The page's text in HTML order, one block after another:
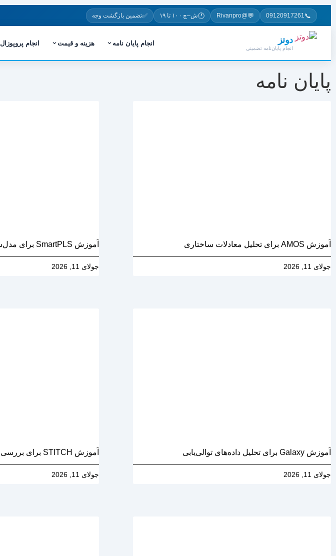
📞
09120917261
💬
@Rivanpro
🕐ش–چ · ۱۰ تا ۱۹ ✅تضمین بازگشت وجه
دوتز
انجام پایان‌نامه تضمینی
انجام پایان نامه هزینه و قیمت انجام پروپوزال
پایان نامه
آموزش AMOS برای تحلیل معادلات ساختاری
جولای 11, 2026
آموزش SmartPLS برای مدل‌سازی معادلات ساختاری
جولای 11, 2026
آموزش Galaxy برای تحلیل داده‌های توالی‌یابی
جولای 11, 2026
آموزش STITCH برای بررسی تعامل دارو و پروتئین
جولای 11, 2026